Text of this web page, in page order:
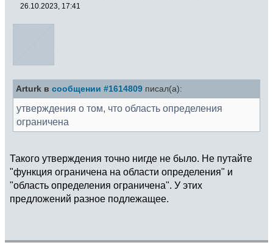
26.10.2023, 17:41
Arturk в сообщении #1614809 писал(а):
утверждения о том, что область определения
ограничена
Такого утверждения точно нигде не было. Не путайте
"функция ограничена на области определения" и
"область определения ограничена". У этих
предложений разное подлежащее.